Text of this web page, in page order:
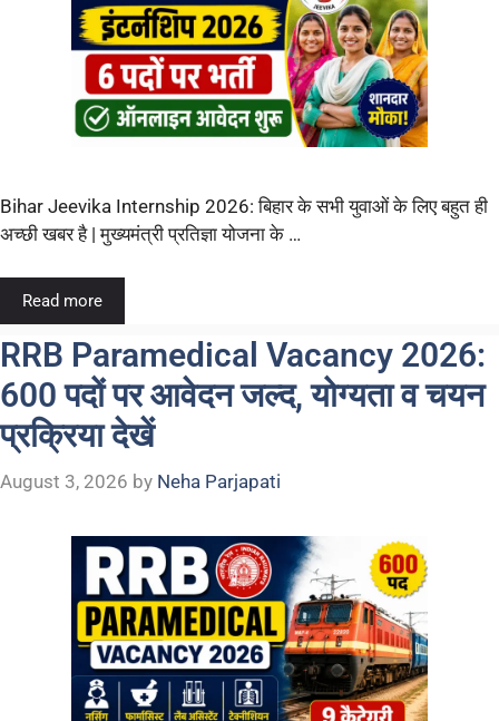
Bihar Jeevika Internship 2026: बिहार के सभी युवाओं के लिए बहुत ही
अच्छी खबर है | मुख्यमंत्री प्रतिज्ञा योजना के …
Read more
RRB Paramedical Vacancy 2026:
600 पदों पर आवेदन जल्द, योग्यता व चयन
प्रक्रिया देखें
August 3, 2026 by Neha Parjapati